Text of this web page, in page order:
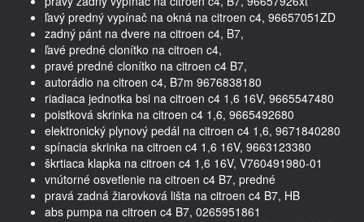
ľavý predný vypínač na okná na citroen c4, 96657051ZD
zadný pánt na dvere na citroen c4, B7,
ľavé predné clonítko na citroen c4,
pravé predné clonítko na citroen c4 B7,
autorádio na citroen c4, B7m 9676838180
riadiaca jednotka bsi na citroen c4 1,6 16V, 9665547480
poistková skrinka na citroen c4 1,6, 9665492680
elektronický plynový pedál na citroen c4 1,6, 9671840280
spínacia skrinka na citroen c4 1,6 16V, 9663123380
škrtiaca klapka na citroen c4 1,6 16V, V760491980-01
vnútorné osvetlenie na citroen c4 B7, predné
pravá zadná žiarovková lišta na citroen c4 B7, HB
abs pumpa na citroen c4 B7, 0265951861